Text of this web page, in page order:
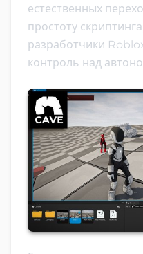
естественных
простоту
разработчики
контроль над